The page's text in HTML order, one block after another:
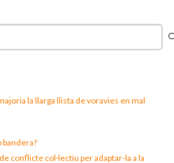
la llarga llista de voravies en mal
bandera?
conflicte col·lectiu per adaptar-la a la